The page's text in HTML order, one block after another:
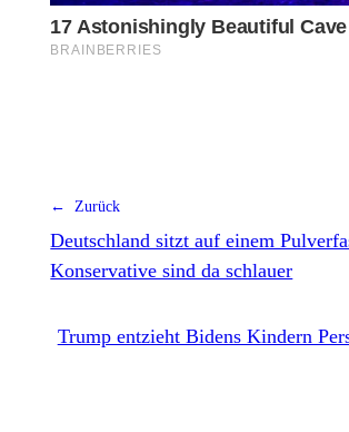
← Zurück
Deutschland sitzt auf einem
Konservative sind da schlauer
Trump entzieht Bidens Kindern